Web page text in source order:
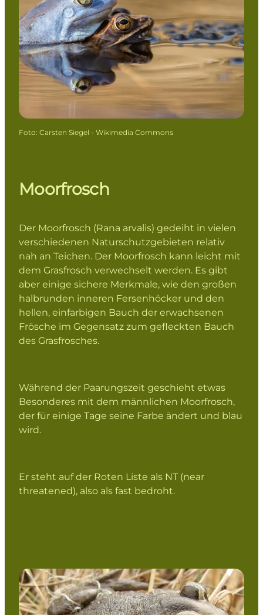
Foto: Carsten Siegel - Wikimedia Commons
Moorfrosch
Der Moorfrosch (Rana arvalis) gedeiht in vielen
verschiedenen Naturschutzgebieten relativ
nah an Teichen. Der Moorfrosch kann leicht mit
dem Grasfrosch verwechselt werden. Es gibt
aber einige sichere Merkmale, wie den großen
halbrunden inneren Fersenhöcker und den
hellen, einfarbigen Bauch der erwachsenen
Frösche im Gegensatz zum gefleckten Bauch
des Grasfrosches.
Während der Paarungszeit geschieht etwas
Besonderes mit dem männlichen Moorfrosch,
der für einige Tage seine Farbe ändert und blau
wird.
Er steht auf der Roten Liste als NT (near
threatened), also als fast bedroht.